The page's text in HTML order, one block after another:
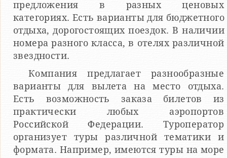
предложения в разных ценовых
категориях. Есть варианты для бюджетного
отдыха, дорогостоящих поездок. В наличии
номера разного класса, в отелях различной
звездности.
Компания предлагает разнообразные
варианты для вылета на место отдыха.
Есть возможность заказа билетов из
практически любых аэропортов
Российской Федерации. Туроператор
организует туры различной тематики и
формата. Например, имеются туры на море